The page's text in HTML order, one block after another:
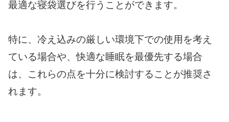
最適な寝袋選びを行うことができます。
特に、冷え込みの厳しい環境下での使用を考え
ている場合や、快適な睡眠を最優先する場合
は、これらの点を十分に検討することが推奨さ
れます。